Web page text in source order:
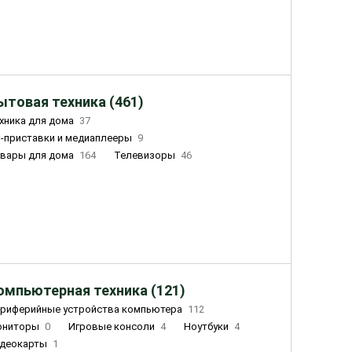
техника (461)
для дома 37
приставки и медиаплееры
9
для дома 164 Телевизоры 46
техника (121)
устройства компьютера 112
0 Игровые консоли 4 Ноутбуки 4
1